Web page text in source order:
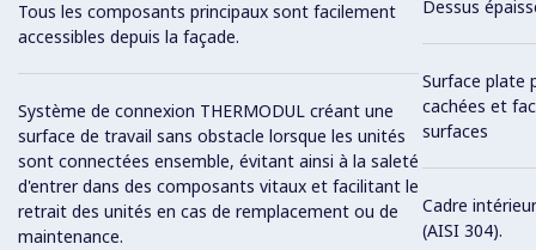
Tous les composants principaux sont facilement
accessibles depuis la façade.
Système de connexion THERMODUL créant une
surface de travail sans obstacle lorsque les unités
sont connectées ensemble, évitant ainsi à la saleté
d'entrer dans des composants vitaux et facilitant le
retrait des unités en cas de remplacement ou de
maintenance.
Dessus
Surface plate
cachées et
surfaces
Cadre
(AISI 304).